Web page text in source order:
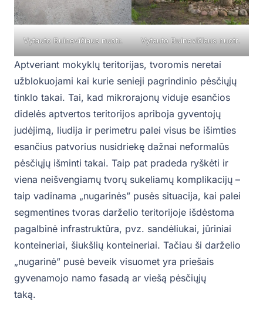
Vytauto Buinevičiaus nuotr. Vytauto Buinevičiaus nuotr.
Aptveriant mokyklų teritorijas, tvoromis neretai
užblokuojami kai kurie senieji pagrindinio pėsčiųjų
tinklo takai. Tai, kad mikrorajonų viduje esančios
didelės aptvertos teritorijos apriboja gyventojų
judėjimą, liudija ir perimetru palei visus be išimties
esančius patvorius nusidriekę dažnai neformalūs
pėsčiųjų išminti takai. Taip pat pradeda ryškėti ir
viena neišvengiamų tvorų sukeliamų komplikacijų –
taip vadinama „nugarinės” pusės situacija, kai palei
segmentines tvoras darželio teritorijoje išdėstoma
pagalbinė infrastruktūra, pvz. sandėliukai, jūriniai
konteineriai, šiukšlių konteineriai. Tačiau ši darželio
„nugarinė” pusė beveik visuomet yra priešais
gyvenamojo namo fasadą ar viešą pėsčiųjų
taką.